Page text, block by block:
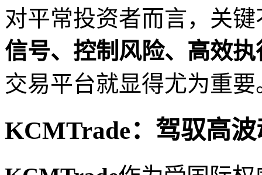
对平常投资者而言，关
信号、控制风险、高效执
交易平台就显得尤为重要
KCMTrade：驾驭高